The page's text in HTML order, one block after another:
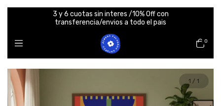
3 y 6 cuotas sin interes /10% Off con
transferencia/envios a todo el pais
0
1 / 1